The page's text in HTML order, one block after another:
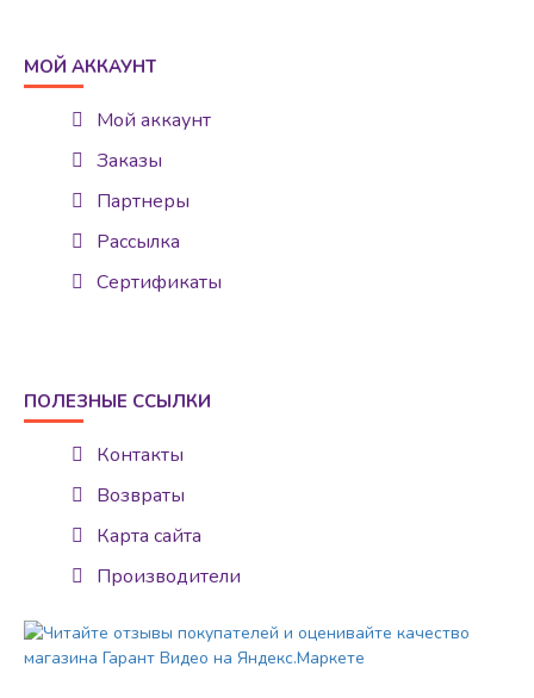
МОЙ АККАУНТ
Мой аккаунт
Заказы
Партнеры
Рассылка
Сертификаты
ПОЛЕЗНЫЕ ССЫЛКИ
Контакты
Возвраты
Карта сайта
Производители